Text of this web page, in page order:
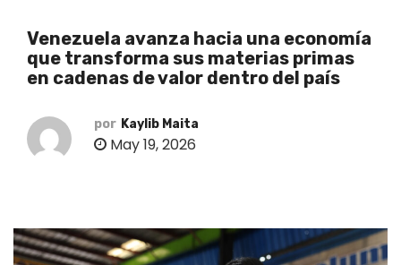
Venezuela avanza hacia una economía
que transforma sus materias primas
en cadenas de valor dentro del país
por Kaylib Maita
May 19, 2026